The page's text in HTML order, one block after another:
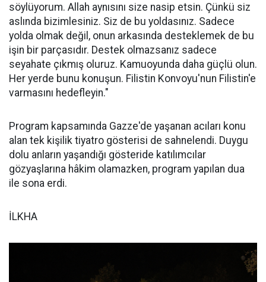
söylüyorum. Allah aynısını size nasip etsin. Çünkü siz
aslında bizimlesiniz. Siz de bu yoldasınız. Sadece
yolda olmak değil, onun arkasında desteklemek de bu
işin bir parçasıdır. Destek olmazsanız sadece
seyahate çıkmış oluruz. Kamuoyunda daha güçlü olun.
Her yerde bunu konuşun. Filistin Konvoyu'nun Filistin'e
varmasını hedefleyin."
Program kapsamında Gazze'de yaşanan acıları konu
alan tek kişilik tiyatro gösterisi de sahnelendi. Duygu
dolu anların yaşandığı gösteride katılımcılar
gözyaşlarına hâkim olamazken, program yapılan dua
ile sona erdi.
İLKHA